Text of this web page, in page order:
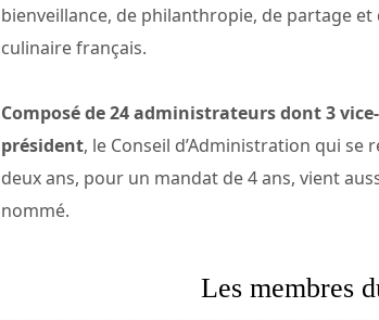
bienveillance, de philanthropie, de partage
culinaire français.
Composé de 24 administrateurs dont 3
président, le Conseil d’Administration qui
deux ans, pour un mandat de 4 ans, vient
nommé.
Les membres